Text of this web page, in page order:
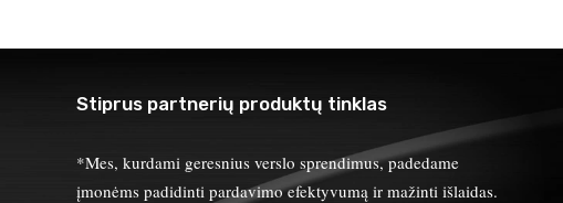
Stiprus partnerių produktų tinklas
*Mes, kurdami geresnius verslo sprendimus, padedame
įmonėms padidinti pardavimo efektyvumą ir mažinti išlaidas.